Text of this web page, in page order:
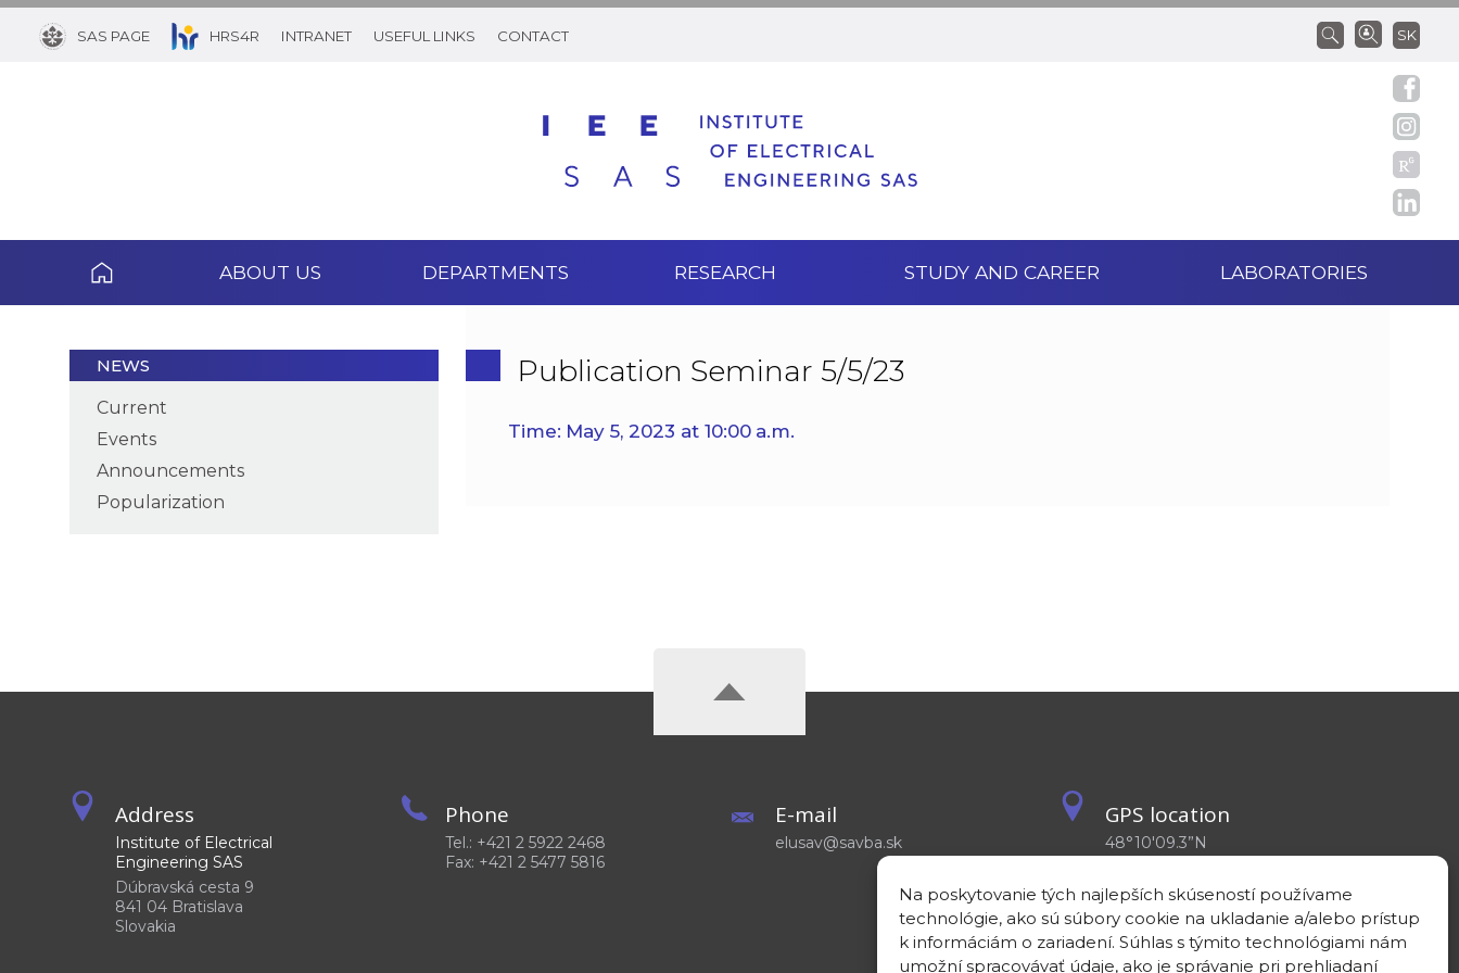
Na poskytovanie tých najlepších skúseností používame
technológie, ako sú súbory cookie na ukladanie a/alebo prístup
k informáciám o zariadení. Súhlas s týmito technológiami nám
umožní spracovávať údaje, ako je správanie pri prehliadaní
SAS PAGE HRS4R INTRANET USEFUL LINKS CONTACT SK
ABOUT US DEPARTMENTS RESEARCH STUDY AND CAREER LABORATORIES
NEWS
Current
Events
Announcements
Popularization
Publication Seminar 5/5/23
Time: May 5, 2023 at 10:00 a.m.
Address
Institute of Electrical
Engineering SAS
Dúbravská cesta 9
841 04 Bratislava
Slovakia
Phone
Tel.: +421 2 5922 2468
Fax: +421 2 5477 5816
E-mail
elusav@savba.sk
GPS location
48°10'09.3”N
17°04'08.7”E